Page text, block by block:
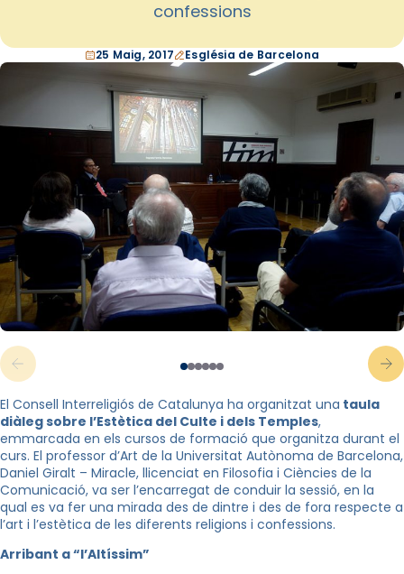
confessions
25 Maig, 2017 Església de Barcelona
El Consell Interreligiós de Catalunya ha organitzat una taula
diàleg sobre l’Estètica del Culte i dels Temples,
emmarcada en els cursos de formació que organitza durant el
curs. El professor d’Art de la Universitat Autònoma de Barcelona,
Daniel Giralt – Miracle, llicenciat en Filosofia i Ciències de la
Comunicació, va ser l’encarregat de conduir la sessió, en la
qual es va fer una mirada des de dintre i des de fora respecte a
l’art i l’estètica de les diferents religions i confessions.
Arribant a “l’Altíssim”